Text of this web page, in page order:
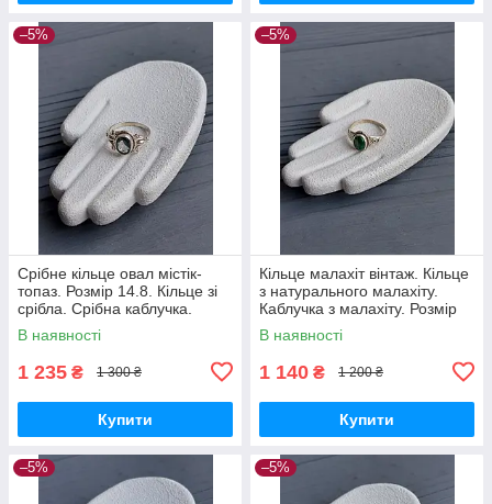
–5%
Срібне кільце овал містік-
топаз. Розмір 14.8. Кільце зі
срібла. Срібна каблучка.
Містік топаз. Індія!
В наявності
1 235 ₴ 1 300 ₴
Купити
–5%
Кільце малахіт вінтаж. Кільце
з натурального малахіту.
Каблучка з малахіту. Розмір
15.5. Індія!
В наявності
1 140 ₴ 1 200 ₴
Купити
–5% –5%